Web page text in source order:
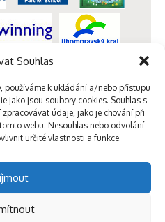
Souhlas
používáme k ukládání a/nebo přístupu
jako jsou soubory cookies. Souhlas s
údaje, jako je chování při
webu. Nesouhlas nebo odvolání
určité vlastnosti a funkce.